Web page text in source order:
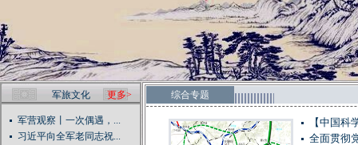
军旅文化 更多>
军营观察丨一次偶遇，...
习近平向全军老同志祝...
综合专题
【中国科
全面贯彻